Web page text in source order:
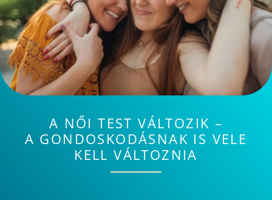
A NŐI TEST VÁLTOZIK –
A GONDOSKODÁSNAK IS VELE
KELL VÁLTOZNIA